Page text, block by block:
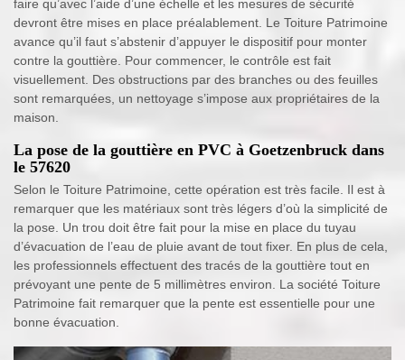
faire qu’avec l’aide d’une échelle et les mesures de sécurité
devront être mises en place préalablement. Le Toiture Patrimoine
avance qu’il faut s’abstenir d’appuyer le dispositif pour monter
contre la gouttière. Pour commencer, le contrôle est fait
visuellement. Des obstructions par des branches ou des feuilles
sont remarquées, un nettoyage s’impose aux propriétaires de la
maison.
La pose de la gouttière en PVC à Goetzenbruck dans
le 57620
Selon le Toiture Patrimoine, cette opération est très facile. Il est à
remarquer que les matériaux sont très légers d’où la simplicité de
la pose. Un trou doit être fait pour la mise en place du tuyau
d’évacuation de l’eau de pluie avant de tout fixer. En plus de cela,
les professionnels effectuent des tracés de la gouttière tout en
prévoyant une pente de 5 millimètres environ. La société Toiture
Patrimoine fait remarquer que la pente est essentielle pour une
bonne évacuation.